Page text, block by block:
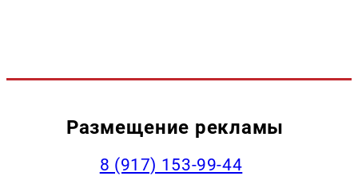
Размещение рекламы
‭8 (917) 153-99-44